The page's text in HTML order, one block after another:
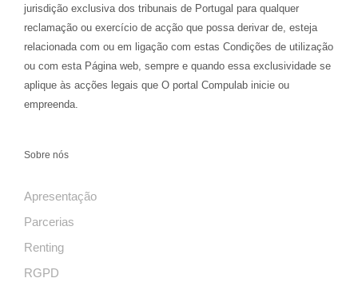
jurisdição exclusiva dos tribunais de Portugal para qualquer
reclamação ou exercício de acção que possa derivar de, esteja
relacionada com ou em ligação com estas Condições de utilização
ou com esta Página web, sempre e quando essa exclusividade se
aplique às acções legais que O portal Compulab inicie ou
empreenda.
Sobre nós
Apresentação
Parcerias
Renting
RGPD